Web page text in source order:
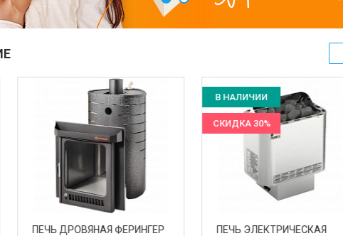
ПЕЧЬ ДРОВЯНАЯ ФЕРИНГЕР
В НАЛИЧИИ
СКИДКА 30%
ПЕЧЬ ЭЛЕКТРИЧЕСКАЯ